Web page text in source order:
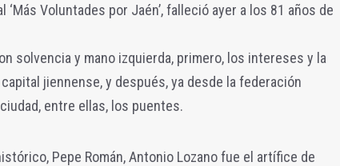
Voluntades por Jaén’, falleció ayer a los 81 años de
solvencia y mano izquierda, primero, los intereses y la
jiennense, y después, ya desde la federación
entre ellas, los puentes.
Pepe Román, Antonio Lozano fue el artífice de